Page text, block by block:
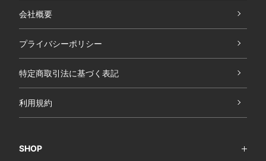
会社概要
プライバシーポリシー
特定商取引法に基づく表記
利用規約
SHOP